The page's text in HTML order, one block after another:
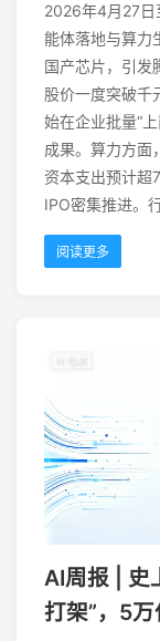
2026年4月27日
能体落地与算力
国产芯片，引发
股价一度突破千
始在企业批量“
成果。算力方面
资本支出预计超
IPO密集推进。
阅读更多
AI周报 | 史
打架”，5